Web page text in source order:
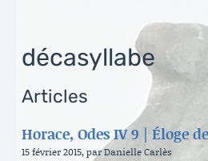
décasyllabe
Articles
Horace, Odes IV 9 | Éloge
15 février 2015, par Danielle Carlès